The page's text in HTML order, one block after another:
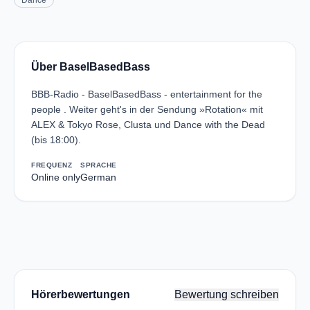
Über BaselBasedBass
BBB-Radio - BaselBasedBass - entertainment for the
people . Weiter geht's in der Sendung »Rotation« mit
ALEX & Tokyo Rose, Clusta und Dance with the Dead
(bis 18:00).
FREQUENZ
Online only
SPRACHE
German
Hörerbewertungen Bewertung schreiben